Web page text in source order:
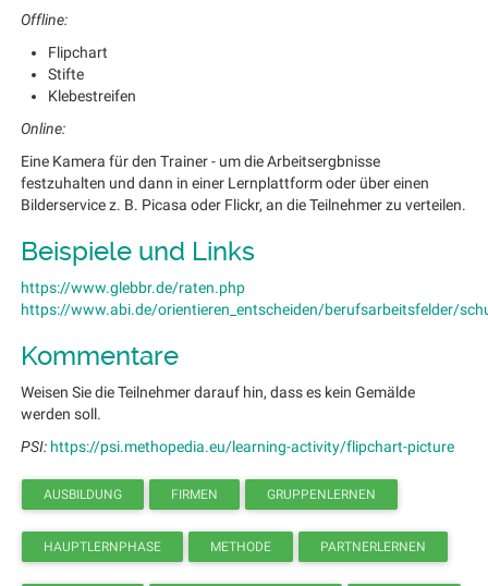
Offline:
Flipchart
Stifte
Klebestreifen
Online:
Eine Kamera für den Trainer - um die Arbeitsergbnisse
festzuhalten und dann in einer Lernplattform oder über einen
Bilderservice z. B. Picasa oder Flickr, an die Teilnehmer zu verteilen.
Beispiele und Links
https://www.glebbr.de/raten.php
https://www.abi.de/orientieren_entscheiden/berufsarbeitsfelder/
Kommentare
Weisen Sie die Teilnehmer darauf hin, dass es kein Gemälde
werden soll.
PSI: https://psi.methopedia.eu/learning-activity/flipchart-picture
AUSBILDUNG FIRMEN GRUPPENLERNEN
HAUPTLERNPHASE METHODE PARTNERLERNEN